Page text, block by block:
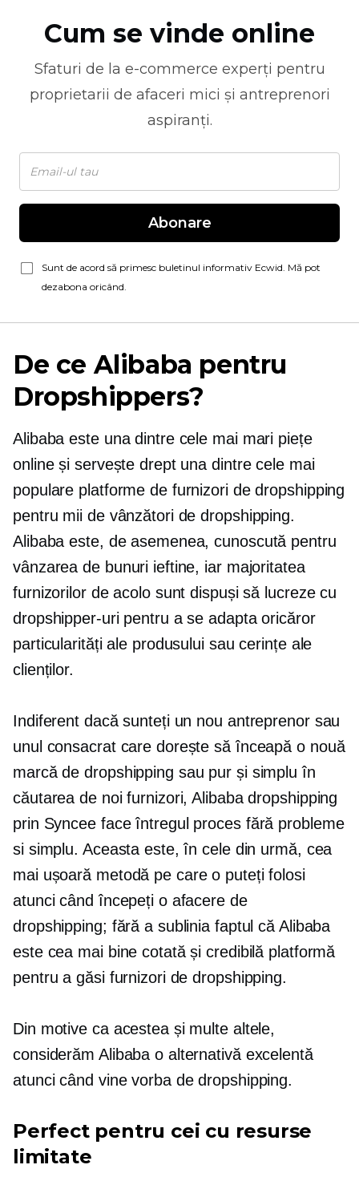
Cum se vinde online
Sfaturi de la e-commerce experți pentru
proprietarii de afaceri mici și antreprenori
aspiranți.
Abonare
Sunt de acord să primesc buletinul informativ Ecwid. Mă pot
dezabona oricând.
De ce Alibaba pentru
Dropshippers?
Alibaba este una dintre cele mai mari piețe
online și servește drept una dintre cele mai
populare platforme de furnizori de dropshipping
pentru mii de vânzători de dropshipping.
Alibaba este, de asemenea, cunoscută pentru
vânzarea de bunuri ieftine, iar majoritatea
furnizorilor de acolo sunt dispuși să lucreze cu
dropshipper-uri pentru a se adapta oricăror
particularități ale produsului sau cerințe ale
clienților.
Indiferent dacă sunteți un nou antreprenor sau
unul consacrat care dorește să înceapă o nouă
marcă de dropshipping sau pur și simplu în
căutarea de noi furnizori, Alibaba dropshipping
prin Syncee face întregul proces fără probleme
si simplu. Aceasta este, în cele din urmă, cea
mai ușoară metodă pe care o puteți folosi
atunci când începeți o afacere de
dropshipping; fără a sublinia faptul că Alibaba
este cea mai bine cotată și credibilă platformă
pentru a găsi furnizori de dropshipping.
Din motive ca acestea și multe altele,
considerăm Alibaba o alternativă excelentă
atunci când vine vorba de dropshipping.
Perfect pentru cei cu resurse
limitate